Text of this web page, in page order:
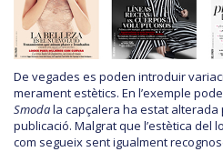
De vegades es poden introduir
merament estètics. En l’exemple
Smodala capçalera ha estat alterada
publicació. Malgrat que l’estètica del
com segueix sent igualment